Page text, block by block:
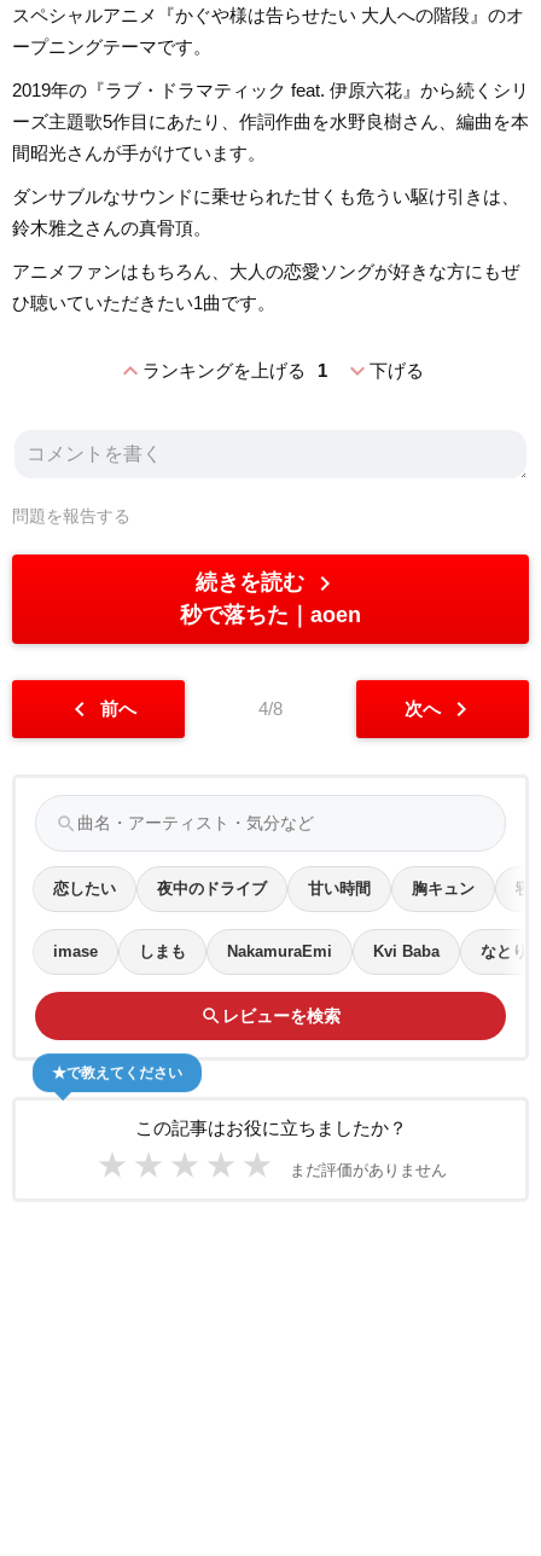
スペシャルアニメ『かぐや様は告らせたい 大人への階段』のオ
ープニングテーマです。
2019年の『ラブ・ドラマティック feat. 伊原六花』から続くシリ
ーズ主題歌5作目にあたり、作詞作曲を水野良樹さん、編曲を本
間昭光さんが手がけています。
ダンサブルなサウンドに乗せられた甘くも危うい駆け引きは、
鈴木雅之さんの真骨頂。
アニメファンはもちろん、大人の恋愛ソングが好きな方にもぜ
ひ聴いていただきたい1曲です。
expand_lessランキングを上げる 1 expand_more下げる
問題を報告する
続きを読む chevron_right
秒で落ちた aoen
chevron_left 前へ 4/8 次へ chevron_right
search
恋したい 夜中のドライブ 甘い時間 胸キュン 寝
imase しまも NakamuraEmi Kvi Baba なとり
search レビューを検索
この記事はお役に立ちましたか？
★ ★ ★ ★ ★ まだ評価がありません
★で教えてください